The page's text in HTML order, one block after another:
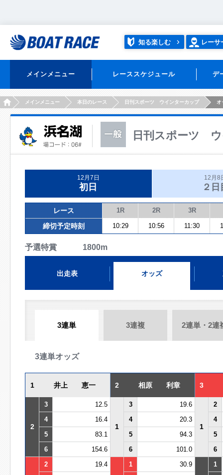
知る楽しむ レーサ
メインメニュー レーススケジュール デ
HOMEメインメニュー 本日のレース 日刊スポーツ ウインターカップ オ
日刊スポーツ
12月7日
初日
12月8
２日
レース 1R 2R 3R
締切予定時刻 10:29 10:56 11:30
予選特賞 1800m
出走表 オッズ
3連単 3連複 2連単・2連
3連単オッズ
1 井上 恵一 2 相原 利章 3
2
3 12.5
1
3 19.6
1
2
4
16.4 4 20.3
4
5
83.1 5 94.3
5
6
154.6 6 101.0 6
2 19.4 1 30.9
1